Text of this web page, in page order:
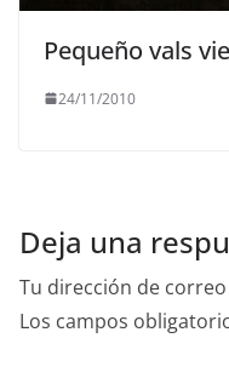
Pequeño vals
24/11/2010
Deja una
Tu dirección de
Los campos